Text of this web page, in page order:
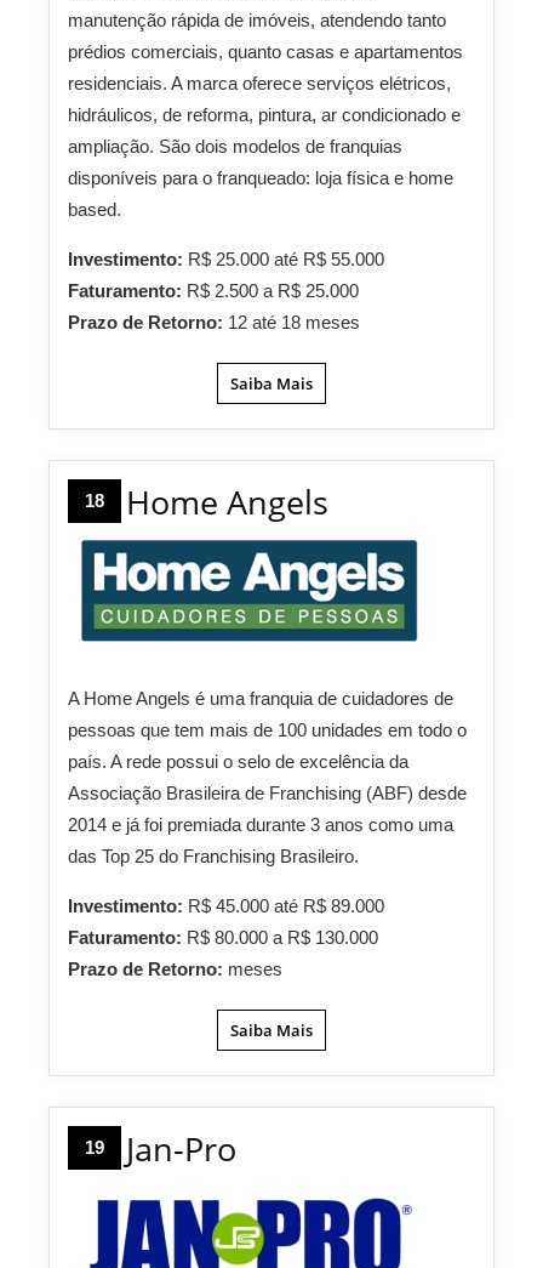
manutenção rápida de imóveis, atendendo tanto
prédios comerciais, quanto casas e apartamentos
residenciais. A marca oferece serviços elétricos,
hidráulicos, de reforma, pintura, ar condicionado e
ampliação. São dois modelos de franquias
disponíveis para o franqueado: loja física e home
based.
Investimento: R$ 25.000 até R$ 55.000
Faturamento: R$ 2.500 a R$ 25.000
Prazo de Retorno: 12 até 18 meses
Saiba Mais
18 Home Angels
A Home Angels é uma franquia de cuidadores de
pessoas que tem mais de 100 unidades em todo o
país. A rede possui o selo de excelência da
Associação Brasileira de Franchising (ABF) desde
2014 e já foi premiada durante 3 anos como uma
das Top 25 do Franchising Brasileiro.
Investimento: R$ 45.000 até R$ 89.000
Faturamento: R$ 80.000 a R$ 130.000
Prazo de Retorno: meses
Saiba Mais
19 Jan-Pro